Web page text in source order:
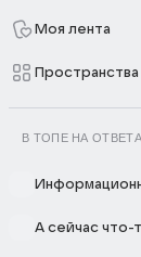
Моя лента
Пространства
В ТОПЕ НА
А сейчас что-